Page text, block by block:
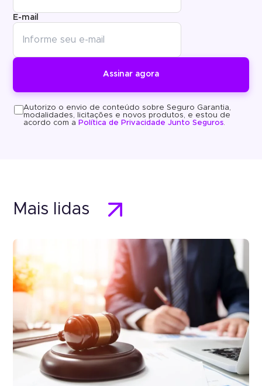
E-mail
Autorizo o envio de conteúdo sobre Seguro Garantia,
modalidades, licitações e novos produtos, e estou de
acordo com a Política de Privacidade Junto Seguros.
Mais lidas